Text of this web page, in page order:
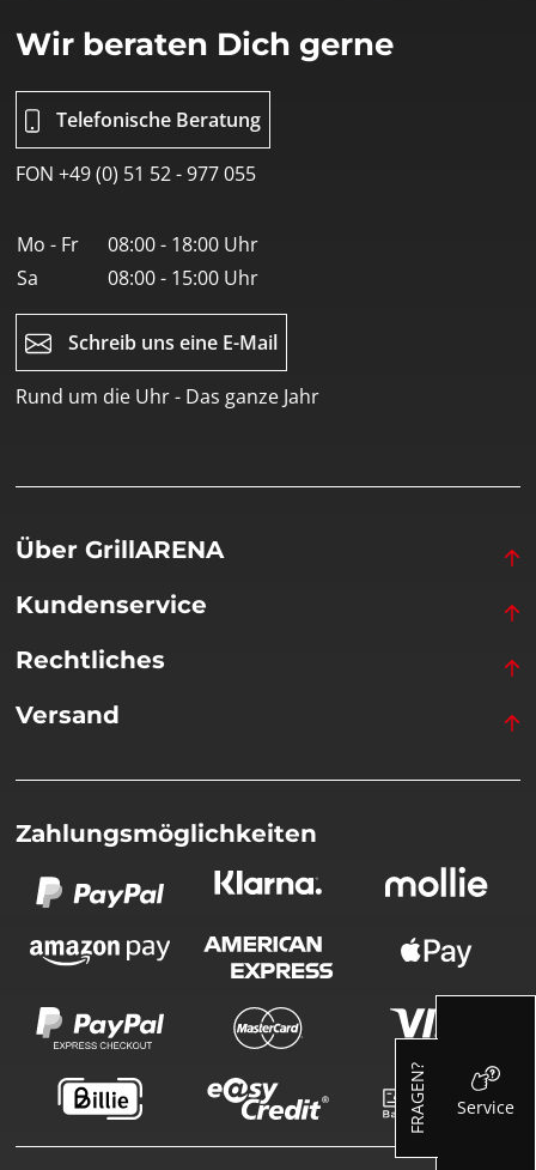
Wir beraten Dich gerne
Telefonische Beratung
FON +49 (0) 51 52 - 977 055
Mo - Fr
08:00 - 18:00 Uhr
Sa
08:00 - 15:00 Uhr
Schreib uns eine E-Mail
Rund um die Uhr - Das ganze Jahr
Über GrillARENA
Kundenservice
Rechtliches
Versand
Zahlungsmöglichkeiten
FRAGEN? Service